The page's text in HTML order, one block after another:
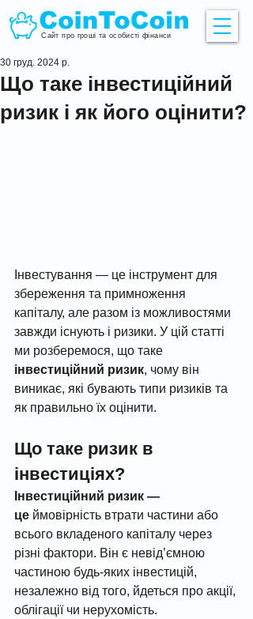
Сайт про гроші та особисті фінанси
Що таке інвестиційний
ризик і як його оцінити?
30 груд. 2024 р.
Інвестування — це інструмент для
збереження та примноження
капіталу, але разом із можливостями
завжди існують і ризики. У цій статті
ми розберемося, що таке
інвестиційний ризик, чому він
виникає, які бувають типи ризиків та
як правильно їх оцінити.
Що таке ризик в
інвестиціях?
Інвестиційний ризик —
це ймовірність втрати частини або
всього вкладеного капіталу через
різні фактори. Він є невід’ємною
частиною будь-яких інвестицій,
незалежно від того, йдеться про акції,
облігації чи нерухомість.